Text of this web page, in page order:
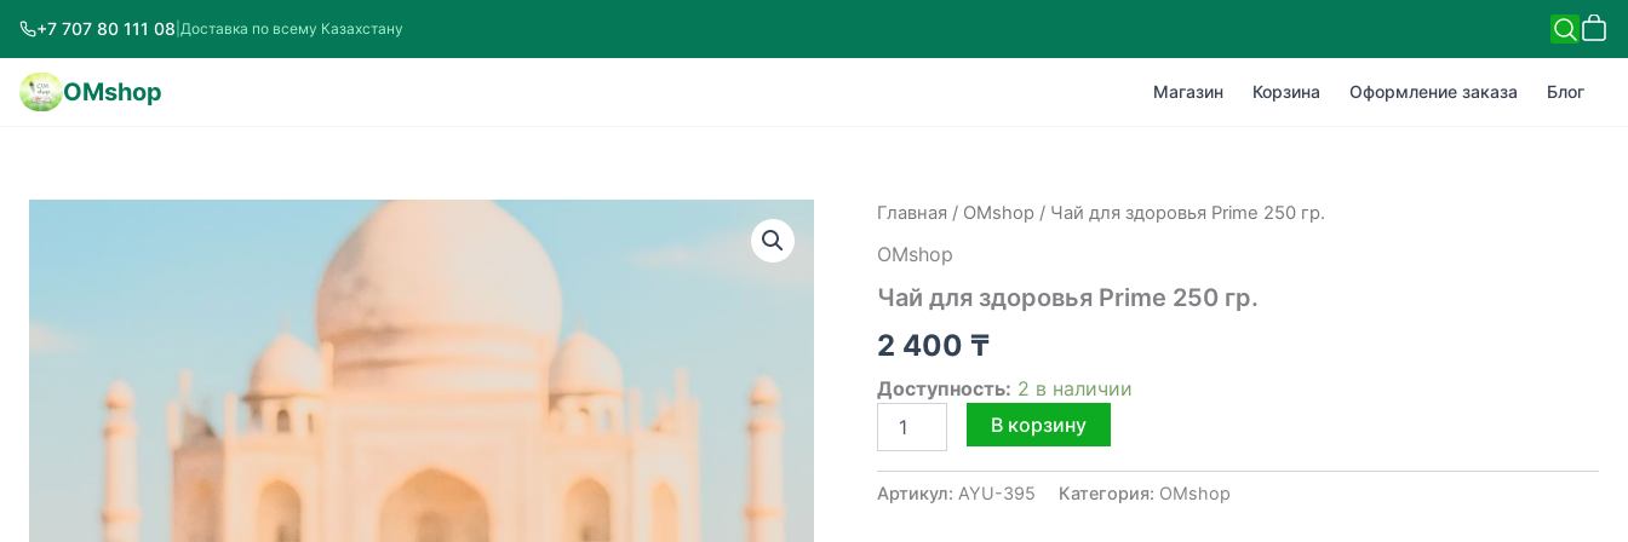
+7 707 80 111 08 Доставка по всему Казахстану
OMshop Магазин Корзина Оформление заказа Блог
Главная / OMshop / Чай для здоровья Prime 250 гр.
OMshop
Чай для здоровья Prime 250 гр.
2 400 ₸
Доступность: 2 в наличии
товара
для
здоровья
В корзину
Артикул: AYU-395 Категория: OMshop